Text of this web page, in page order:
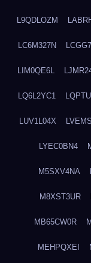
L9QDLOZM
LC6M327N
LIM0QE6L
LQ6L2YC1
LUV1L04X
LYEC0BN4
M5SXV4NA
M8XST3UR
MB65CW0R
MEHPQXEI